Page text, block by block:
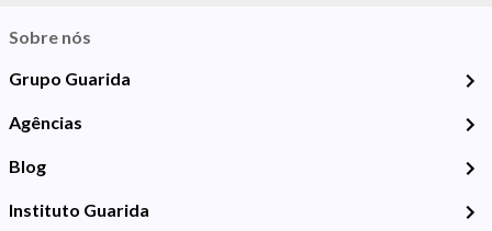
Sobre nós
Grupo Guarida
Agências
Blog
Instituto Guarida